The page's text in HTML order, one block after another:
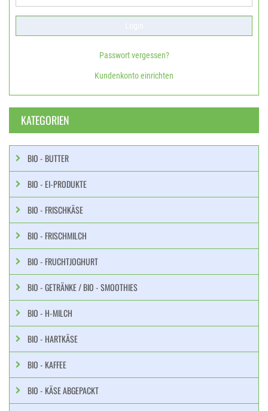
Passwort vergessen?
Kundenkonto einrichten
KATEGORIEN
BIO - BUTTER
BIO - EI-PRODUKTE
BIO - FRISCHKÄSE
BIO - FRISCHMILCH
BIO - FRUCHTJOGHURT
BIO - GETRÄNKE / BIO - SMOOTHIES
BIO - H-MILCH
BIO - HARTKÄSE
BIO - KAFFEE
BIO - KÄSE ABGEPACKT